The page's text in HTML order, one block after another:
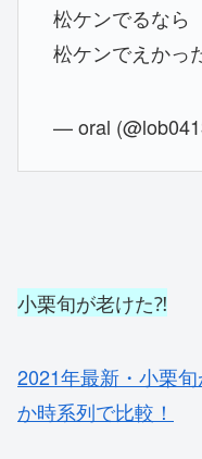
松ケンでるなら
松ケンでえかっ
— oral
小栗旬が老けた⁈
2021年最新・小栗
か時系列で比較！